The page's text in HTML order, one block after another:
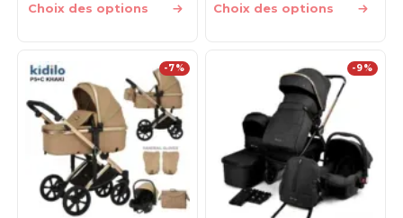
Choix des options Choix des options
-7% -9%